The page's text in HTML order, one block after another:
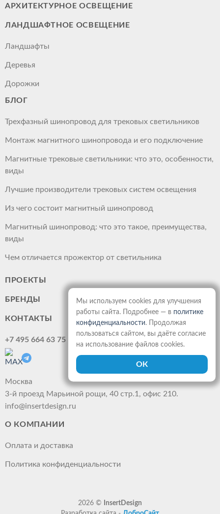
АРХИТЕКТУРНОЕ ОСВЕЩЕНИЕ
ЛАНДШАФТНОЕ ОСВЕЩЕНИЕ
Ландшафты
Деревья
Дорожки
БЛОГ
Трехфазный шинопровод для трековых светильников
Монтаж магнитного шинопровода и его подключение
Магнитные трековые светильники: что это, особенности,
виды
Лучшие производители трековых систем освещения
Из чего состоит магнитный шинопровод
Магнитный шинопровод: что это такое, преимущества,
виды
Чем отличается прожектор от светильника
ПРОЕКТЫ
БРЕНДЫ
КОНТАКТЫ
+7 495 664 63 75
Москва
3-й проезд Марьиной рощи, 40 стр.1, офис 210.
info@insertdesign.ru
О КОМПАНИИ
Оплата и доставка
Политика конфиденциальности
2026 ©
InsertDesign
Мы используем cookies для улучшения
работы сайта. Подробнее — в политике
конфиденциальности. Продолжая
пользоваться сайтом, вы даёте согласие
на использование файлов cookies.